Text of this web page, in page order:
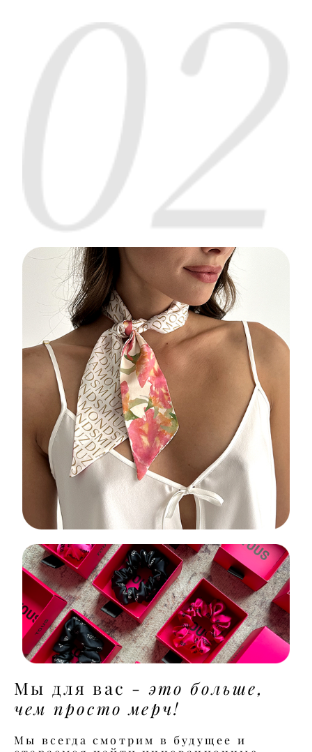
Мы для вас -это больше,
чем просто мерч!
Мы всегда смотрим в будущее и